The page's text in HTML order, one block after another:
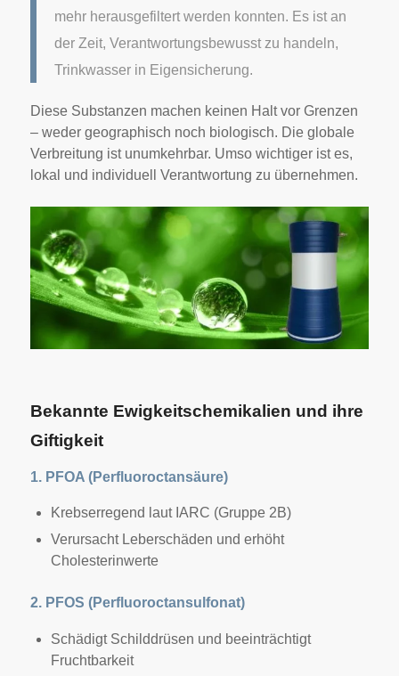
mehr herausgefiltert werden konnten. Es ist an
der Zeit, Verantwortungsbewusst zu handeln,
Trinkwasser in Eigensicherung.
Diese Substanzen machen keinen Halt vor Grenzen
– weder geographisch noch biologisch. Die globale
Verbreitung ist unumkehrbar. Umso wichtiger ist es,
lokal und individuell Verantwortung zu übernehmen.
Bekannte Ewigkeitschemikalien und ihre
Giftigkeit
1. PFOA (Perfluoroctansäure)
Krebserregend laut IARC (Gruppe 2B)
Verursacht Leberschäden und erhöht
Cholesterinwerte
2. PFOS (Perfluoroctansulfonat)
Schädigt Schilddrüsen und beeinträchtigt
Fruchtbarkeit